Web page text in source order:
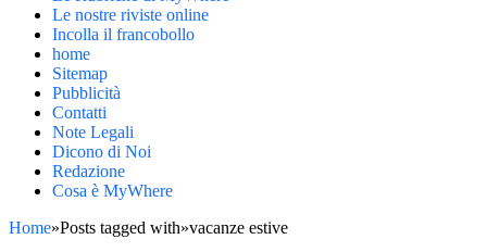
Le nostre riviste online
Incolla il francobollo
home
Sitemap
Pubblicità
Contatti
Note Legali
Dicono di Noi
Redazione
Cosa è MyWhere
Home»Posts tagged with»vacanze estive